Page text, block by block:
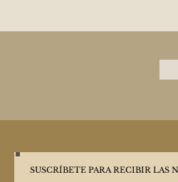
SUSCRÍBETE PARA RECIBIR LAS